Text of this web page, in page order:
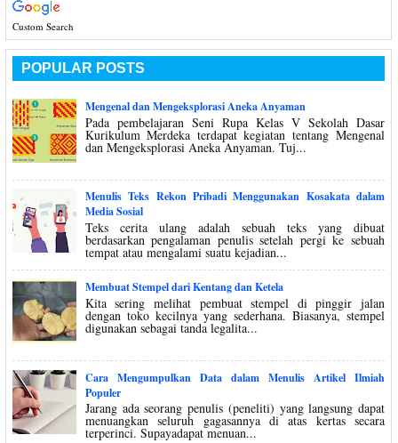
Custom Search
POPULAR POSTS
Mengenal dan Mengeksplorasi Aneka Anyaman
Pada pembelajaran Seni Rupa Kelas V Sekolah Dasar
Kurikulum Merdeka terdapat kegiatan tentang Mengenal
dan Mengeksplorasi Aneka Anyaman. Tuj...
Menulis Teks Rekon Pribadi Menggunakan Kosakata dalam
Media Sosial
Teks cerita ulang adalah sebuah teks yang dibuat
berdasarkan pengalaman penulis setelah pergi ke sebuah
tempat atau mengalami suatu kejadian...
Membuat Stempel dari Kentang dan Ketela
Kita sering melihat pembuat stempel di pinggir jalan
dengan toko kecilnya yang sederhana. Biasanya, stempel
digunakan sebagai tanda legalita...
Cara Mengumpulkan Data dalam Menulis Artikel Ilmiah
Populer
Jarang ada seorang penulis (peneliti) yang langsung dapat
menuangkan seluruh gagasannya di atas kertas secara
terperinci. Supayadapat menuan...